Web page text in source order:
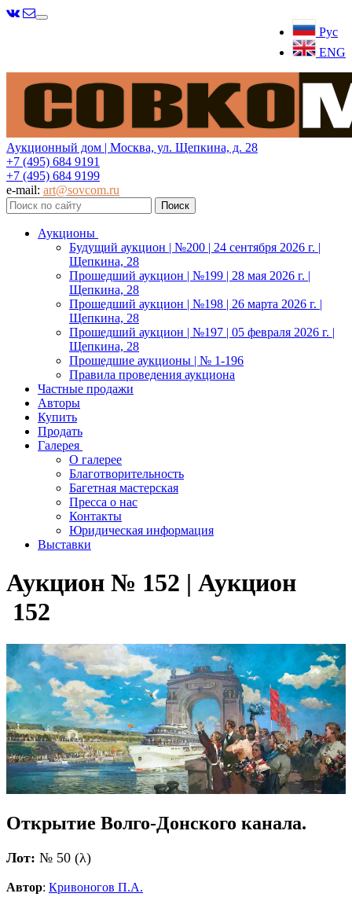
Рус
ENG
Меню
Аукционный дом | Москва, ул. Щепкина, д. 28
+7 (495) 684 9191
+7 (495) 684 9199
e-mail: art@sovcom.ru
Аукционы
Будущий аукцион | №200 | 24 сентября 2026 г. |
Щепкина, 28
Прошедший аукцион | №199 | 28 мая 2026 г. |
Щепкина, 28
Прошедший аукцион | №198 | 26 марта 2026 г. |
Щепкина, 28
Прошедший аукцион | №197 | 05 февраля 2026 г. |
Щепкина, 28
Прошедшие аукционы | № 1-196
Правила проведения аукциона
Частные продажи
Авторы
Купить
Продать
Галерея
О галерее
Благотворительность
Багетная мастерская
Пресса о нас
Контакты
Юридическая информация
Выставки
Аукцион № 152 | Аукцион
152
Открытие Волго-Донского канала.
Лот: № 50 (λ)
Автор: Кривоногов П.А.